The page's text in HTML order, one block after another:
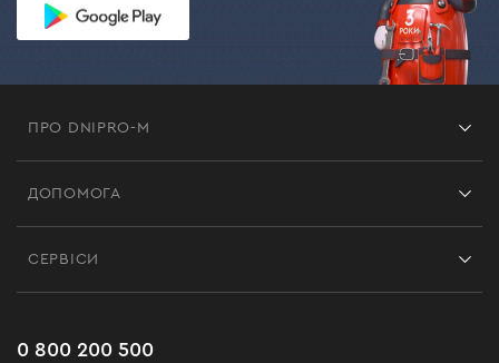
ПРО DNIPRO-M
Чорна п'ятниця
ДОПОМОГА
Поширені запитання
СЕРВІСИ
0 800 200 500